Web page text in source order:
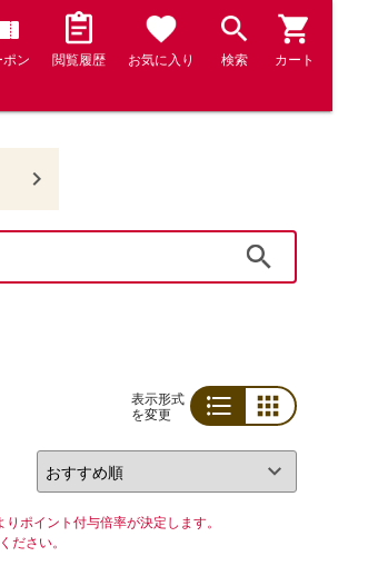
ポン 閲覧履歴 お気に入り 検索 カート
表示形式
を変更
ポイント付与倍率が決定します。
ださい。